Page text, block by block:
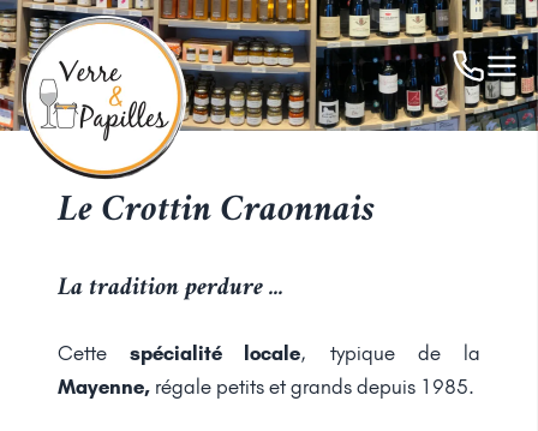
Le Crottin Craonnais
La tradition perdure ...
Cettespécialité locale, typique de la
Mayenne, régale petits et grands depuis 1985.